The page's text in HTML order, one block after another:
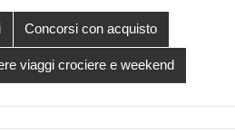
Concorsi con acquisto
viaggi crociere e weekend